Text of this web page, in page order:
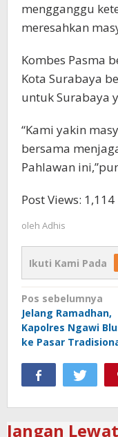
mengganggu
meresahkan
Kombes Pasma
Kota Surabaya
untuk Surabaya
“Kami yakin
bersama
Pahlawan
Post Views: 1,114
oleh Adhis
Ikuti Kami Pada
Navigasi
pos
Pos sebelumnya
Jelang Ramadhan,
Kapolres Ngawi
ke Pasar
Jangan